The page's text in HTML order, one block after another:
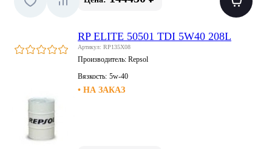
RP ELITE 50501 TDI 5W40 208L
Артикул: RP135X08
Производитель: Repsol
Вязкость: 5w-40
• НА ЗАКАЗ